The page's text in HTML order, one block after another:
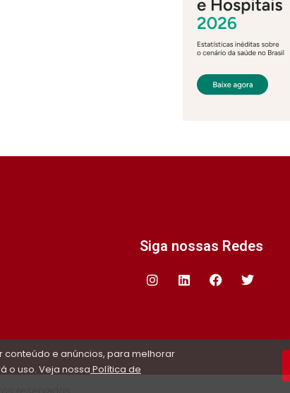
Siga nossas Redes
conteúdo e anúncios, para melhorar
o uso. Veja nossa Política de